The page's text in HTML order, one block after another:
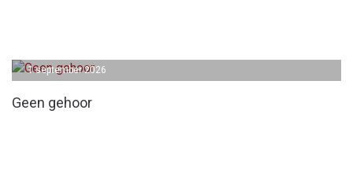
Geen gehoor
1 september 2026